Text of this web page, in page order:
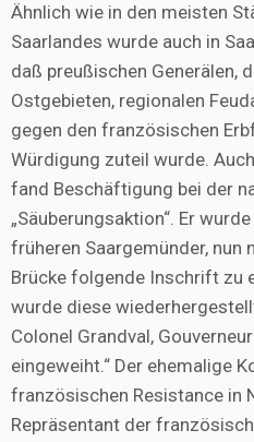
Ähnlich wie in den meisten
Saarlandes wurde auch in
daß preußischen Generälen,
Ostgebieten, regionalen
gegen den französischen
Würdigung zuteil wurde.
fand Beschäftigung bei der
„Säuberungsaktion“. Er
früheren Saargemünder, nun
Brücke folgende Inschrift zu
wurde diese
Colonel Grandval,
eingeweiht.“ Der ehemalige
französischen Resistance in
Repräsentant der